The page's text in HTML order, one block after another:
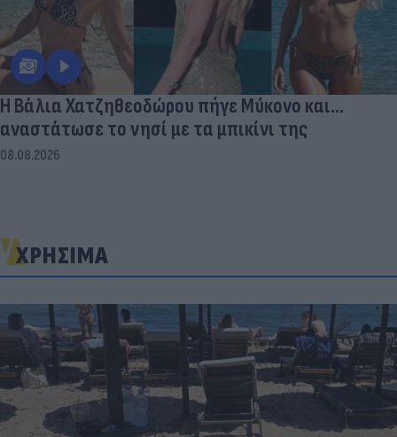
Η Βάλια Χατζηθεοδώρου πήγε Μύκονο και...
αναστάτωσε το νησί με τα μπικίνι της
08.08.2026
ΧΡΗΣΙΜΑ